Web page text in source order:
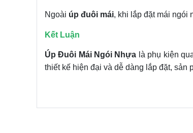
Ngoài úp đuôi mái, khi lắp đặt mái ngói
Kết Luận
Úp Đuôi Mái Ngói Nhựa là phụ kiện
thiết kế hiện đại và dễ dàng lắp đặt, sản